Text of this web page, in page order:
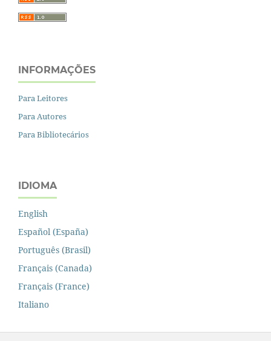
INFORMAÇÕES
Para Leitores
Para Autores
Para Bibliotecários
IDIOMA
English
Español (España)
Português (Brasil)
Français (Canada)
Français (France)
Italiano